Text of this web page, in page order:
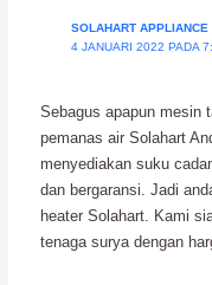
SOLAHART APPLIANCE
4 JANUARI 2022 PADA
Sebagus apapun mesin
pemanas air Solahart
menyediakan suku
dan bergaransi. Jadi
heater Solahart. Kami
tenaga surya dengan